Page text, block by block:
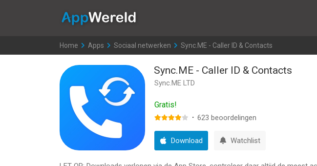
Home >
Apps >
Sociaal netwerken >
Sync.ME - Caller ID & Contacts
Sync.ME - Caller ID & Contacts
Sync.ME LTD
Gratis!
· 623 beoordelingen
Download Watchlist